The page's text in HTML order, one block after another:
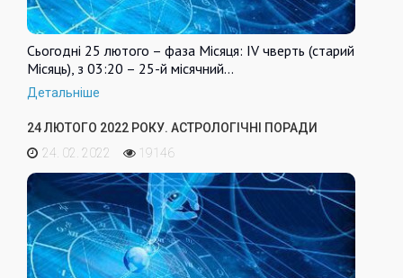
Сьогодні 25 лютого – фаза Місяця: IV чверть (старий
Місяць), з 03:20 – 25-й місячний…
Детальніше
24 ЛЮТОГО 2022 РОКУ. АСТРОЛОГІЧНІ ПОРАДИ
24. 02. 2022
19146